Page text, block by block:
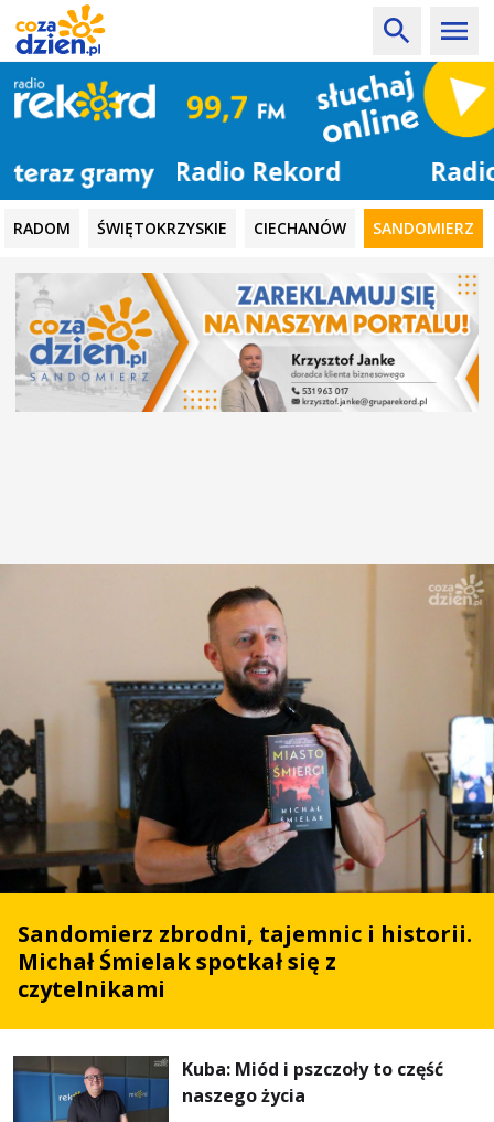
Radio Rekord
RADOM ŚWIĘTOKRZYSKIE CIECHANÓW SANDOMIERZ
Sandomierz zbrodni, tajemnic i historii.
Michał Śmielak spotkał się z
czytelnikami
Kuba: Miód i pszczoły to część
naszego życia